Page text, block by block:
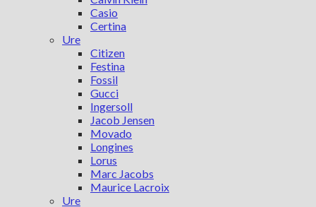
Casio
Certina
Ure
Citizen
Festina
Fossil
Gucci
Ingersoll
Jacob Jensen
Movado
Longines
Lorus
Marc Jacobs
Maurice Lacroix
Ure